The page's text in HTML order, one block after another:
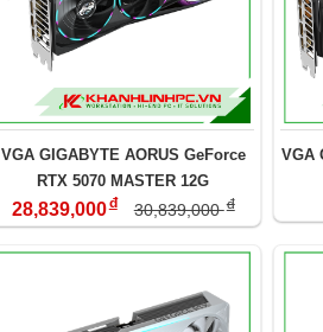
VGA GIGABYTE AORUS GeForce
RTX 5070 MASTER 12G
28,839,000đ 30,839,000đ
VGA